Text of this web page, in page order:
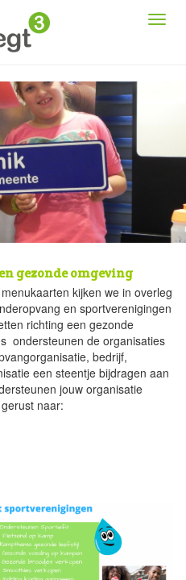
gezonde omgeving
kijken we in overleg
en sportverenigingen
richting een gezonde
ondersteunen de organisaties
bedrijf,
een steentje bijdragen aan
jouw organisatie
naar: